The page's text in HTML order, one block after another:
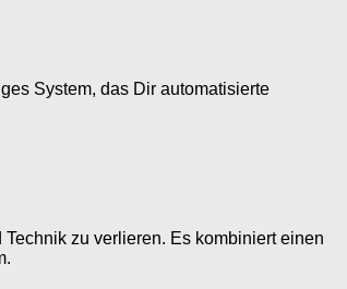
System, das Dir automatisierte
zu verlieren. Es kombiniert einen